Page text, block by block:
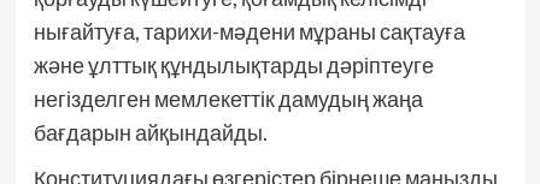
нығайтуға, тарихи-мәдени мұраны сақтауға
және ұлттық құндылықтарды дәріптеуге
негізделген мемлекеттік дамудың жаңа
бағдарын айқындайды.
Конституциядағы өзгерістер бірнеше маңызды